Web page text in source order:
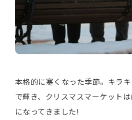
本格的に寒くなった季節。キラ
で輝き、クリスマスマーケット
になってきました!